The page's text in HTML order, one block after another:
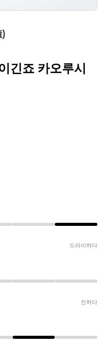
긴죠 카오루시
드라이하다
진하다